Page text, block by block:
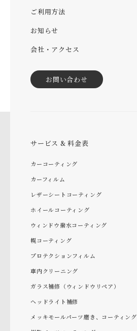
ご利用方法
お知らせ
会社・アクセス
お問い合わせ
サービス & 料金表
カーコーティング
カーフィルム
レザーシートコーティング
ホイールコーティング
ウィンドウ撥水コーティング
幌コーティング
プロテクションフィルム
車内クリーニング
ガラス補修（ウィンドウリペア）
ヘッドライト補修
メッキモールパーツ磨き、コーティング